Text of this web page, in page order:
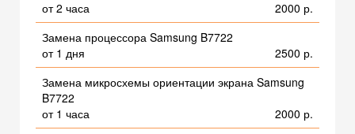
от 2 часа
2000 р.
Замена процессора Samsung B7722
от 1 дня
2500 р.
Замена микросхемы ориентации экрана Samsung
B7722
от 1 часа
2000 р.